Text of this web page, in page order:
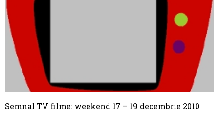
Semnal TV filme: weekend 17 – 19 decembrie 2010